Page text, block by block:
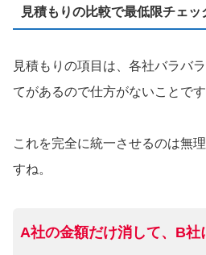
見積もりの比較で最低限チェ
見積もりの項目は、各社バラバ
てがあるので仕方がないことです
これを完全に統一させるのは無
すね。
A社の金額だけ消して、B社